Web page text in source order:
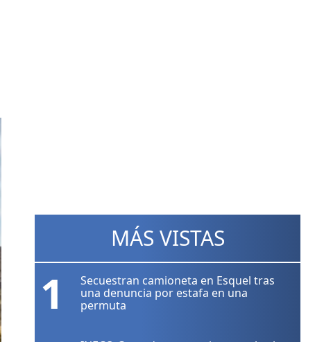
MÁS VISTAS
1
Secuestran camioneta en Esquel tras
una denuncia por estafa en una
permuta